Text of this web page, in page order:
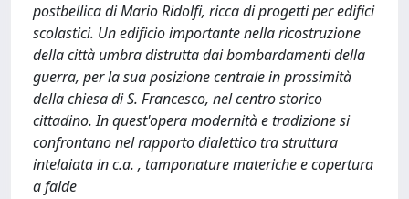
postbellica di Mario Ridolfi, ricca di progetti per edifici
scolastici. Un edificio importante nella ricostruzione
della città umbra distrutta dai bombardamenti della
guerra, per la sua posizione centrale in prossimità
della chiesa di S. Francesco, nel centro storico
cittadino. In quest'opera modernità e tradizione si
confrontano nel rapporto dialettico tra struttura
intelaiata in c.a. , tamponature materiche e copertura
a falde